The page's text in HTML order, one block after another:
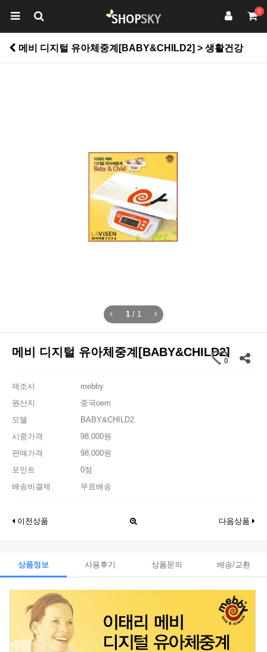
0
메비 디지털 유아체중계[BABY&CHILD2] > 생활건강
1 / 1
메비 디지털 유아체중계[BABY&CHILD2]
0
제조사
mebby
원산지
중국oem
모델
BABY&CHILD2
시중가격
98,000원
판매가격
98,000원
포인트
0점
배송비결제
무료배송
이전상품 다음상품
상품정보 사용후기 상품문의 배송/교환